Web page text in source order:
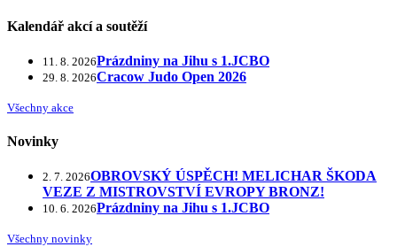
Kalendář akcí a soutěží
11. 8. 2026Prázdniny na Jihu s 1.JCBO
29. 8. 2026Cracow Judo Open 2026
Všechny akce
Novinky
2. 7. 2026OBROVSKÝ ÚSPĚCH! MELICHAR ŠKODA
VEZE Z MISTROVSTVÍ EVROPY BRONZ!
10. 6. 2026Prázdniny na Jihu s 1.JCBO
Všechny novinky